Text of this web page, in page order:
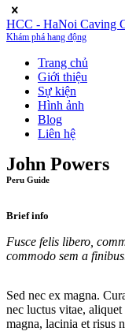
HCC - HaNoi Caving
Khám phá hang động
Trang chủ
Giới thiệu
Sự kiện
Hình ảnh
Blog
Liên hệ
John Powers
Peru Guide
Brief info
Fusce felis libero,
commodo sem a
Sed nec ex magna.
nec luctus vitae,
magna, lacinia et risus